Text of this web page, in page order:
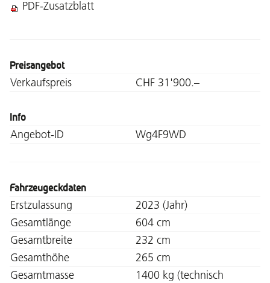
PDF-Zusatzblatt
Preisangebot
Verkaufspreis CHF 31'900.–
Info
Angebot-ID Wg4F9WD
Fahrzeugeckdaten
Erstzulassung
2023 (Jahr)
Gesamtlänge
604 cm
Gesamtbreite
232 cm
Gesamthöhe
265 cm
Gesamtmasse
1400 kg (technisch